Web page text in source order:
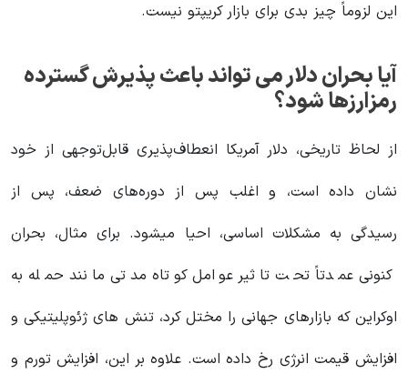
این لزوماً چیز بدی برای بازار کریپتو نیست.
آیا بحران دلار می تواند باعث پذیرش گسترده
رمزارزها شود؟
از لحاظ تاریخی، دلار آمریکا انعطاف‌پذیری قابل‌توجهی از خود
نشان داده است، و اغلب پس از دوره‌های ضعف، پس از
رسیدگی به مشکلات اساسی، احیا میشود. برای مثال، بحران
کنونی عمدتاً تحت تاثیر عوامل کوتاه مدتی مانند حمله به
اوکراین که بازارهای جهانی را مختل کرد، تنش های ژئوپلیتیکی و
افزایش قیمت انرژی رخ داده است. علاوه بر این، افزایش تورم و